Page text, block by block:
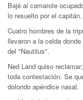
Bajé al camarote
lo resuelto por el capitán.
Cuatro hombres de la
llevaron a la celda
del "Nautilus".
Ned Land quiso
toda contestación. Se
dolorido apéndice nasal.